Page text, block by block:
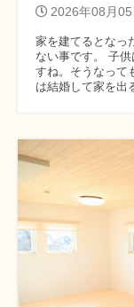
2026年08月05
家を建てるとなっ
ない事です。 子
すね。そうなって
は結婚して家を出